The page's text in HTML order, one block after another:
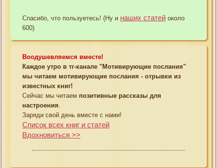
Спасибо, что пользуетесь! (Ну и наших статей около
600)
Воодушевляемся вместе!
Каждое утро в тг-канале "Мотивирующие послания"
мы читаем мотивирующие послания - отрывки из
известных книг!
Сейчас мы читаем позитивные рассказы для
настроения
Заряди свой день вместе с нами!
Список всех книг и статей
Вдохновиться >>